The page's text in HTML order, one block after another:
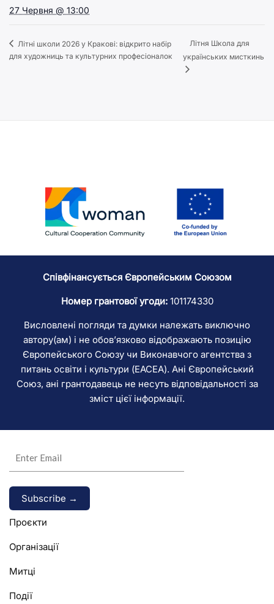
27 Червня @ 13:00
Літні школи 2026 у Кракові: відкрито набір
для художниць та культурних професіоналок
Літня Школа для
українських мисткинь
Співфінансується Європейським Союзом
Номер грантової угоди:101174330
Висловлені погляди та думки належать виключно
автору(ам) і не обов’язково відображають позицію
Європейського Союзу чи Виконавчого агентства з
питань освіти і культури (EACEA). Ані Європейський
Союз, ані грантодавець не несуть відповідальності за
зміст цієї інформації.
Alternative:
Проєкти
Організації
Митці
Події